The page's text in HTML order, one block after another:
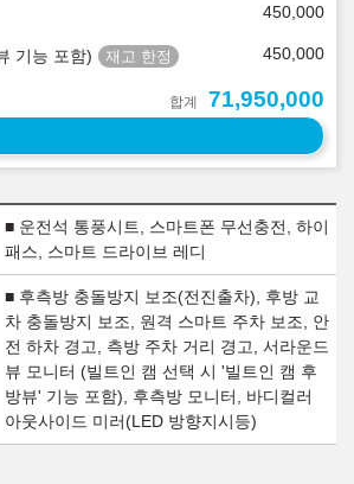
450,000
기능 포함) 450,000
합계 71,950,000
■ 운전석 통풍시트, 스마트폰 무선충전, 하이
패스, 스마트 드라이브 레디
■ 후측방 충돌방지 보조(전진출차), 후방 교
차 충돌방지 보조, 원격 스마트 주차 보조, 안
전 하차 경고, 측방 주차 거리 경고, 서라운드
뷰 모니터 (빌트인 캠 선택 시 '빌트인 캠 후
방뷰' 기능 포함), 후측방 모니터, 바디컬러
아웃사이드 미러(LED 방향지시등)